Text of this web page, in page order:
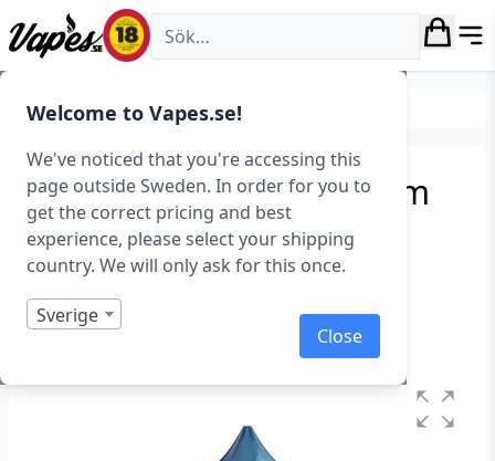
Welcome to Vapes.se!
We've noticed that you're accessing this
page outside Sweden. In order for you to
get the correct pricing and best
experience, please select your shipping
country. We will only ask for this once.
Sverige
Close
Vapes.se
E-juice Shortfills
Glas Basix – Butter Cream
Blueberry Cake (50 ml,
Shortfill)
Art.nr: 41975
I lager